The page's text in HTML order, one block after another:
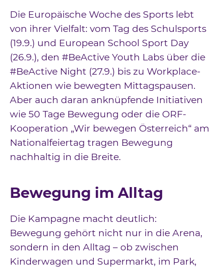
Die Europäische Woche des Sports lebt
von ihrer Vielfalt: vom Tag des Schulsports
(19.9.) und European School Sport Day
(26.9.), den #BeActive Youth Labs über die
#BeActive Night (27.9.) bis zu Workplace-
Aktionen wie bewegten Mittagspausen.
Aber auch daran anknüpfende Initiativen
wie 50 Tage Bewegung oder die ORF-
Kooperation „Wir bewegen Österreich“ am
Nationalfeiertag tragen Bewegung
nachhaltig in die Breite.
Bewegung im Alltag
Die Kampagne macht deutlich:
Bewegung gehört nicht nur in die Arena,
sondern in den Alltag – ob zwischen
Kinderwagen und Supermarkt, im Park,